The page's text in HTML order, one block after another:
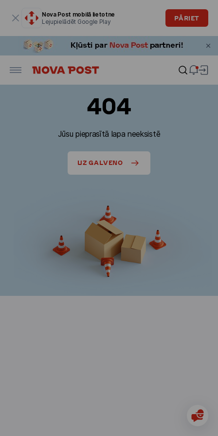
Nova Post mobilā lietotne
Lejupielādēt Google Play
PĀRIET
404
Jūsu pieprasītā lapa neeksistē
UZ GALVENO